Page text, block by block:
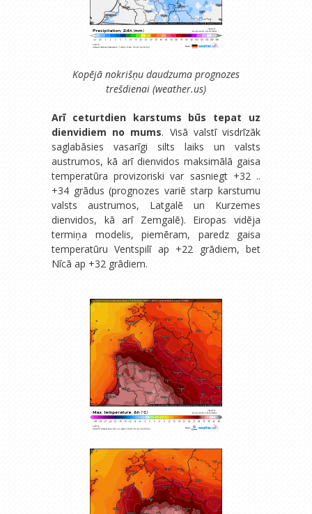
Kopējā nokrišņu daudzuma prognozes
trešdienai (weather.us)
Arī ceturtdien karstums būs tepat uz
dienvidiem no mums. Visā valstī visdrīzāk
saglabāsies vasarīgi silts laiks un valsts
austrumos, kā arī dienvidos maksimālā gaisa
temperatūra provizoriski var sasniegt +32 ..
+34 grādus (prognozes variē starp karstumu
valsts austrumos, Latgalē un Kurzemes
dienvidos, kā arī Zemgalē). Eiropas vidēja
termiņa modelis, piemēram, paredz gaisa
temperatūru Ventspilī ap +22 grādiem, bet
Nīcā ap +32 grādiem.